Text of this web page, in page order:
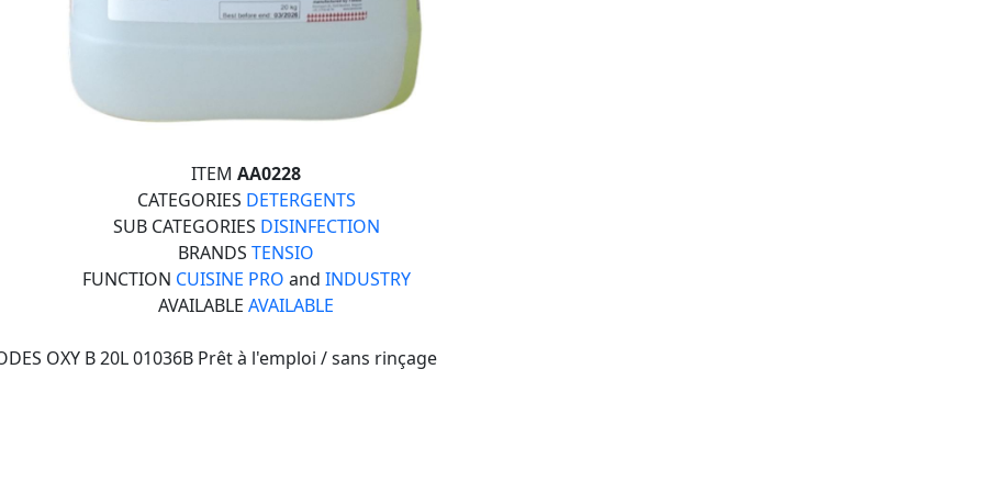
ITEM AA0228
CATEGORIES DETERGENTS
SUB CATEGORIES DISINFECTION
BRANDS TENSIO
FUNCTION CUISINE PRO and INDUSTRY
AVAILABLE AVAILABLE
OXY B 20L 01036B Prêt à l'emploi / sans rinçage